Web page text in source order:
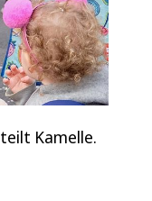
Kamelle.